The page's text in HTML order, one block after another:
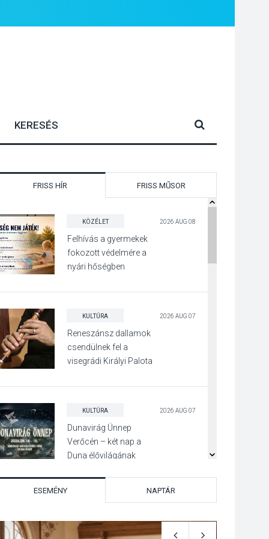
FRISS HÍR FRISS MŰSOR
KÖZÉLET 2026 AUG 08
Felhívás a gyermekek
fokozott védelmére a
nyári hőségben
KULTÚRA 2026 AUG 07
Reneszánsz dallamok
csendülnek fel a
visegrádi Királyi Palota
KULTÚRA 2026 AUG 07
Dunavirág Ünnep
Verőcén – két nap a
Duna élővilágának
TERMÉSZETI KÖRNYEZET
A napokban is nő a
talajközeli
ESEMÉNY NAPTÁR